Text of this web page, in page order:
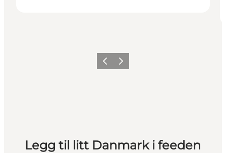
ForrigeNeste
Legg til litt Danmark i feeden